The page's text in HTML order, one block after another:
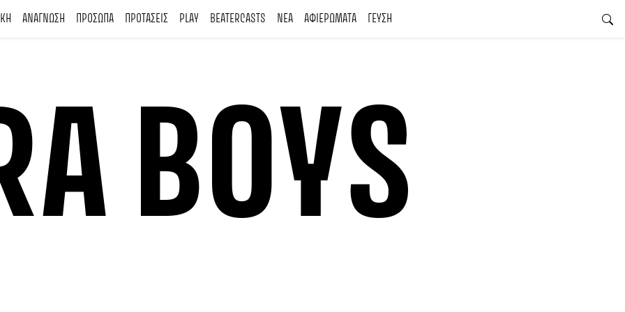
ΑΝΑΓΝΩΣΗ ΠΡΟΣΩΠΑ ΠΡΟΤΑΣΕΙΣ PLAY BEATERCASTS ΝΕΑ ΑΦΙΕΡΩΜΑΤΑ ΓΕΥΣΗ
BOYS